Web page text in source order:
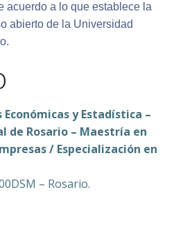
acuerdo a lo que establece la
abierto de la Universidad
y Estadística –
de Rosario – Maestría en
/ Especialización en
– Rosario.